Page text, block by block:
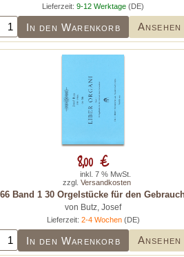
Lieferzeit: 9-12 Werktage (DE)
In den Warenkorb Ansehen
Band 1 30 Orgelstücke für den
von Butz, Josef
Lieferzeit: 2-4 Wochen(DE)
In den Warenkorb Ansehen
8,00 €
inkl. 7 % MwSt.
zzgl. Versandkosten